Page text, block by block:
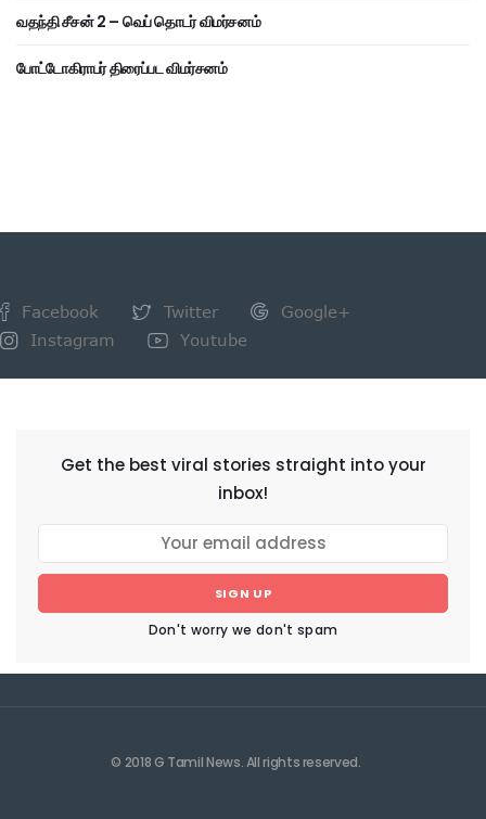
வதந்தி சீசன் 2 – வெப் தொடர் விமர்சனம்
போட்டோகிராபர் திரைப்பட விமர்சனம்
Facebook Twitter
Google+
Instagram
Youtube
Get the best viral stories straight into your
inbox!
SIGN UP
Don't worry we don't spam
© 2018 G Tamil News. All rights reserved.